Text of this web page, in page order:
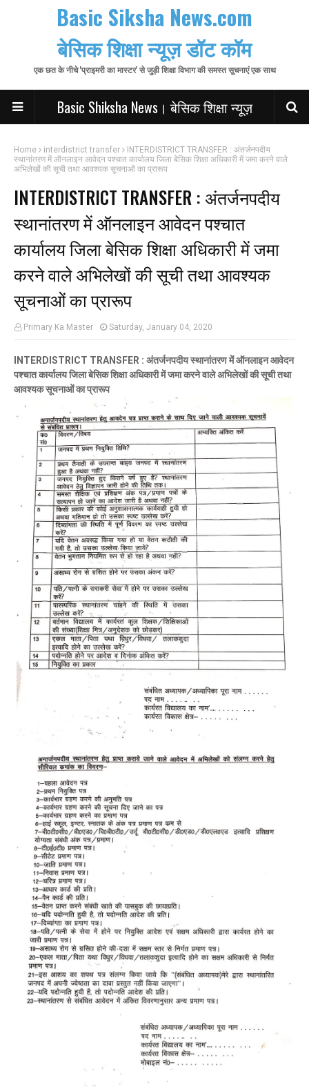
Basic Siksha News.com
बेसिक शिक्षा न्यूज़ डॉट कॉम
एक छत के नीचे 'प्राइमरी का मास्टर' से जुड़ी शिक्षा विभाग की समस्त सूचनाएं एक साथ
Basic Shiksha News। बेसिक शिक्षा न्यूज़
Home interdistrict transfer
INTERDISTRICT TRANSFER : अंतर्जनपदीय
स्थानांतरण में ऑनलाइन आवेदन पश्चात कार्यालय जिला बेसिक शिक्षा अधिकारी में जमा करने वाले
अभिलेखों की सूची तथा आवश्यक सूचनाओं का प्रारूप
INTERDISTRICT TRANSFER : अंतर्जनपदीय
स्थानांतरण में ऑनलाइन आवेदन पश्चात
कार्यालय जिला बेसिक शिक्षा अधिकारी में जमा
करने वाले अभिलेखों की सूची तथा आवश्यक
सूचनाओं का प्रारूप
Primary Ka Master Saturday, January 04, 2020
INTERDISTRICT TRANSFER : अंतर्जनपदीय स्थानांतरण में ऑनलाइन आवेदन
पश्चात कार्यालय जिला बेसिक शिक्षा अधिकारी में जमा करने वाले अभिलेखों की सूची तथा
आवश्यक सूचनाओं का प्रारूप